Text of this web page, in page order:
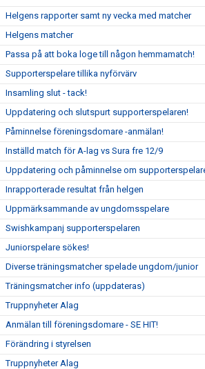
Helgens rapporter samt ny vecka med matcher
Helgens matcher
Passa på att boka loge till någon hemmamatch!
Supporterspelare tillika nyförvärv
Insamling slut - tack!
Uppdatering och slutspurt supporterspelaren!
Påminnelse föreningsdomare -anmälan!
Inställd match för A-lag vs Sura fre 12/9
Uppdatering och påminnelse om
Inrapporterade resultat från helgen
Uppmärksammande av ungdomsspelare
Swishkampanj supporterspelaren
Juniorspelare sökes!
Diverse träningsmatcher spelade ungdom/junior
Träningsmatcher info (uppdateras)
Truppnyheter Alag
Anmälan till föreningsdomare - SE HIT!
Förändring i styrelsen
Truppnyheter Alag